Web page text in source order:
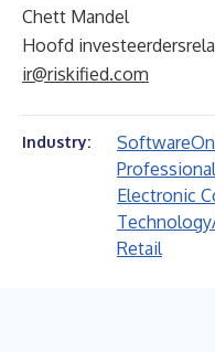
Chett Mandel
Hoofd
ir@riskified.com
Industry: Software
Electronic
Technology
Retail